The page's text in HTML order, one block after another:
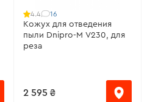
4.4 16
Кожух для отведения
пыли Dnipro-M V230, для
реза
2 595 ₴